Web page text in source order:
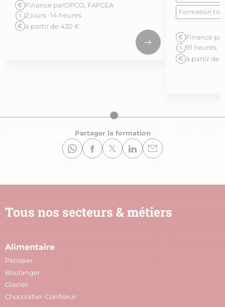
Financé parOPCO, FAFCEA
2 jours -14 heures
à partir de 420 €
Formation
Financé par
91 heures
à partir de
Partager la formation
Tous nos secteurs & métiers
Alimentaire
Pâtissier
Boulanger
Glacier
Chocolatier-Confiseur